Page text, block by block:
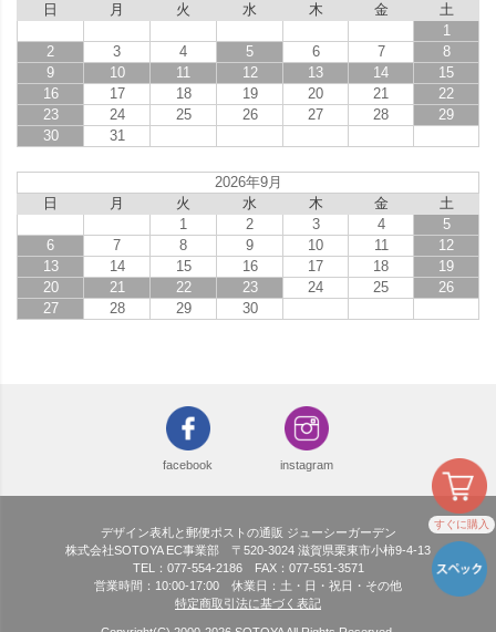
すぐに購入
日
月 火 水 木 金
土
1
2
3 4 5 6 7
8
9
10 11 12 13 14
15
16
17 18 19 20 21
22
23
24 25 26 27 28
29
30
31
2026年9月
日
月 火 水 木 金
土
1
2 3 4
5
6
7 8 9 10 11
12
13
14 15 16 17 18
19
20
21 22 23 24 25
26
27
28 29 30
facebook instagram
デザイン表札と郵便ポストの通販 ジューシーガーデン
株式会社SOTOYA EC事業部 〒520-3024 滋賀県栗東市小柿9-4-13
TEL：077-554-2186 FAX：077-551-3571
営業時間：10:00-17:00 休業日：土・日・祝日・その他
特定商取引法に基づく表記